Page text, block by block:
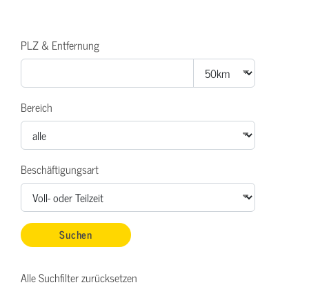
PLZ & Entfernung
Bereich
Beschäftigungsart
Alle Suchfilter zurücksetzen